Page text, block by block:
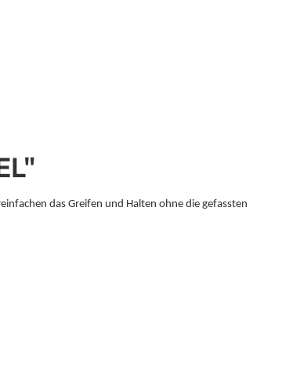
das Greifen und Halten ohne die gefassten